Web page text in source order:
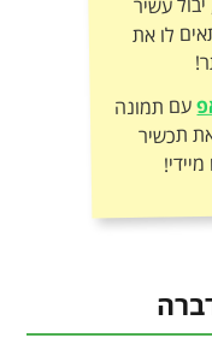
עם תמונה
של הצמח – ונתאים לכם את תכשיר